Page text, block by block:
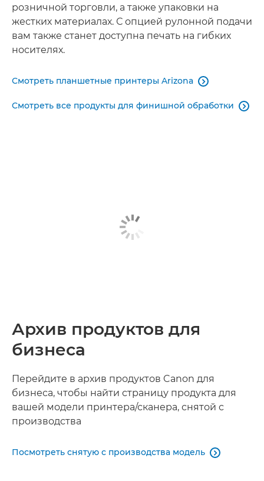
розничной торговли, а также упаковки на
жестких материалах. С опцией рулонной подачи
вам также станет доступна печать на гибких
носителях.
Смотреть планшетные принтеры Arizona 
­Смотреть все продукты для финишной обработки 
Архив продуктов для
бизнеса
Перейдите в архив продуктов Canon для
бизнеса, чтобы найти страницу продукта для
вашей модели принтера/сканера, снятой с
производства
Посмотреть снятую с производства модель 